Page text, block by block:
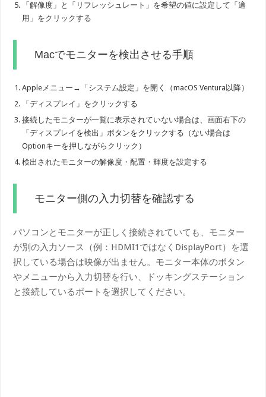
「解像度」と「リフレッシュレート」を希望の値に設定して「適
用」をクリックする
Macでモニターを検出させる手順
Appleメニュー→「システム設定」を開く（macOS Ventura以降）
「ディスプレイ」をクリックする
接続したモニターが一覧に表示されていない場合は、画面右下の
「ディスプレイを検出」ボタンをクリックする（ない場合は
Optionキーを押しながらクリック）
検出されたモニターの解像度・配置・輝度を設定する
モニター側の入力切替を確認する
パソコンとモニターが正しく接続されていても、モニター
が別の入力ソース（例：HDMI1ではなくDisplayPort）を選
択している場合は映像が出ません。モニター本体のボタン
やメニューから入力切替を行い、ドッキングステーション
と接続しているポートを選択してください。